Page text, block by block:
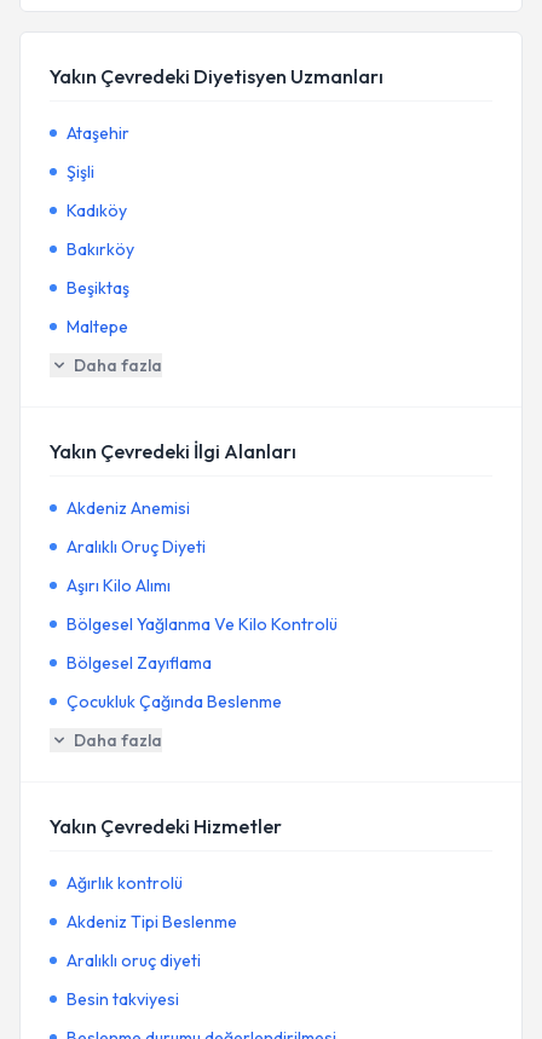
Yakın Çevredeki Diyetisyen Uzmanları
Ataşehir
Şişli
Kadıköy
Bakırköy
Beşiktaş
Maltepe
Daha fazla
Yakın Çevredeki İlgi Alanları
Akdeniz Anemisi
Aralıklı Oruç Diyeti
Aşırı Kilo Alımı
Bölgesel Yağlanma Ve Kilo Kontrolü
Bölgesel Zayıflama
Çocukluk Çağında Beslenme
Daha fazla
Yakın Çevredeki Hizmetler
Ağırlık kontrolü
Akdeniz Tipi Beslenme
Aralıklı oruç diyeti
Besin takviyesi